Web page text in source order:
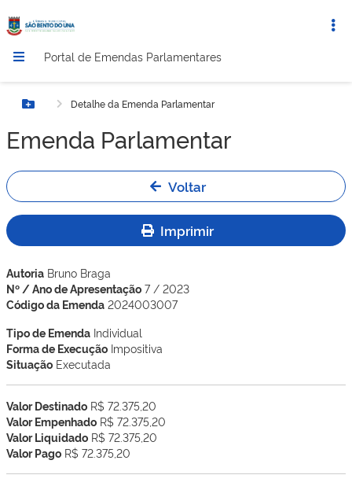
Portal de Emendas Parlamentares
Botão MenuDetalhe da Emenda Parlamentar
Emenda Parlamentar
Voltar
Imprimir
Autoria Bruno Braga
Nº / Ano de Apresentação 7 / 2023
Código da Emenda 2024003007
Tipo de Emenda Individual
Forma de Execução Impositiva
Situação Executada
Valor Destinado R$ 72.375,20
Valor Empenhado R$ 72.375,20
Valor Liquidado R$ 72.375,20
Valor Pago R$ 72.375,20